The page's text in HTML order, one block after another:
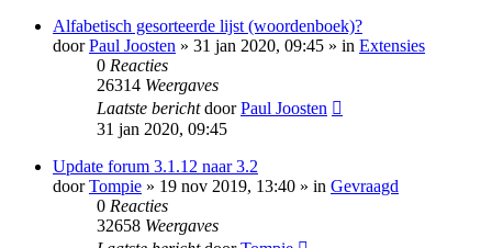
Alfabetisch gesorteerde lijst (woordenboek)?
doorPaul Joosten » 31 jan 2020, 09:45 » in Extensies
0 Reacties
26314 Weergaves
Laatste berichtdoorPaul Joosten
31 jan 2020, 09:45
Update forum 3.1.12 naar 3.2
doorTompie » 19 nov 2019, 13:40 » in Gevraagd
0 Reacties
32658 Weergaves